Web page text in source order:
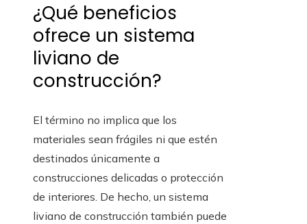
¿Qué beneficios
ofrece un sistema
liviano de
construcción?
El término no implica que los
materiales sean frágiles ni que estén
destinados únicamente a
construcciones delicadas o protección
de interiores. De hecho, un sistema
liviano de construcción también puede